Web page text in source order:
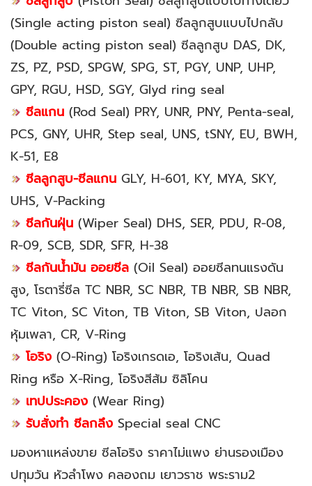
(Single acting piston seal) ซีลลูกสูบแบบไปกลับ
(Double acting piston seal) ซีลลูกสูบ DAS, DK,
ZS, PZ, PSD, SPGW, SPG, ST, PGY, UNP, UHP,
GPY, RGU, HSD, SGY, Glyd ring seal
ซีลแกน (Rod Seal) PRY, UNR, PNY, Penta-seal,
PCS, GNY, UHR, Step seal, UNS, tSNY, EU, BWH,
K-51, E8
ซีลลูกสูบ-ซีลแกน GLY, H-601, KY, MYA, SKY,
UHS, V-Packing
ซีลกันฝุ่น (Wiper Seal) DHS, SER, PDU, R-08,
R-09, SCB, SDR, SFR, H-38
ซีลกันน้ำมัน ออยซีล (Oil Seal) ออยซีลทนแรงดัน
สูง, โรตารี่ซีล TC NBR, SC NBR, TB NBR, SB NBR,
TC Viton, SC Viton, TB Viton, SB Viton, ปลอก
หุ้มเพลา, CR, V-Ring
โอริง (O-Ring) โอริงเกรดเอ, โอริงเส้น, Quad
Ring หรือ X-Ring, โอริงสีส้ม ซิลิโคน
เทปประคอง (Wear Ring)
รับสั่งทำ ซีลกลึง Special seal CNC
มองหาแหล่งขาย ซีลโอริง ราคาไม่แพง ย่านรองเมือง
ปทุมวัน หัวลำโพง คลองถม เยาวราช พระราม2